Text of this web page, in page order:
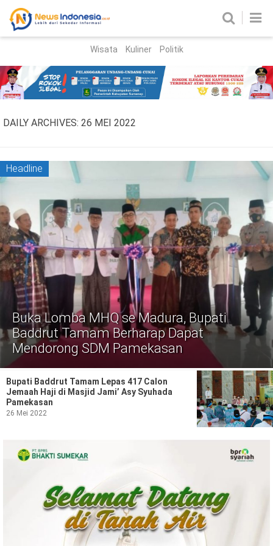
Parlemen
Nasional
Hukum Kriminal
Korupsi
Politik
Gaya Hidup
Kesehatan Kuliner
Iptek
Pendidikan
Sosial Budaya
Wisata Kuliner Politik
DAILY ARCHIVES: 26 MEI 2022
Headline
Buka Lomba MHQ se Madura, Bupati
Baddrut Tamam Berharap Dapat
Mendorong SDM Pamekasan
Bupati Baddrut Tamam Lepas 417 Calon
Jemaah Haji di Masjid Jami’ Asy Syuhada
Pamekasan
26 Mei 2022